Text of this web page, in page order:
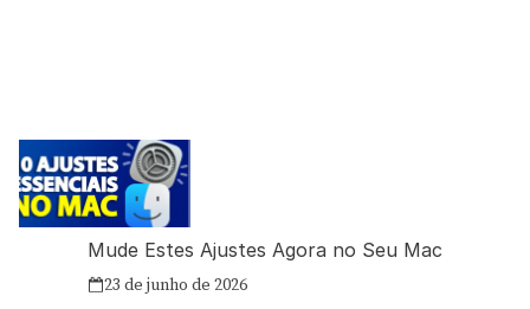
Mude Estes Ajustes Agora no Seu Mac
23 de junho de 2026